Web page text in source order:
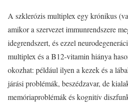
A szklerózis multiplex egy krónikus
amikor a szervezet immunrendszere
idegrendszert, és ezzel
multiplex és a B12-vitamin hiánya
okozhat: például ilyen a kezek és a
járási problémák, beszédzavar, de
memóriaproblémák és kognitív